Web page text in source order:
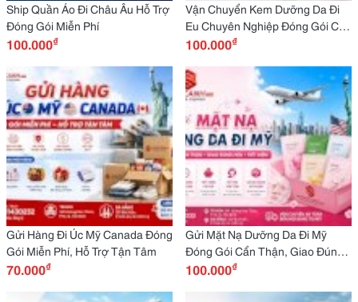
Ship Quần Áo Đi Châu Âu Hỗ Trợ
Đóng Gói Miễn Phí
100.000₫
Vận Chuyển Kem Dưỡng Da Đi
Eu Chuyên Nghiệp Đóng Gói Cẩn
Thận, Hỗ Trợ Tận Tâm
100.000₫
Gửi Hàng Đi Úc Mỹ Canada Đóng
Gói Miễn Phí, Hỗ Trợ Tận Tâm
70.000₫
Gửi Mặt Nạ Dưỡng Da Đi Mỹ
Đóng Gói Cẩn Thận, Giao Đúng
Hẹn, Tiết Kiệm
100.000₫